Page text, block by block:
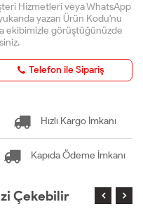
Hizmetleri veya WhatsApp
yazan Ürün Kodu'nu
ekibimizle görüştüğünüzde
Telefon ile Sipariş
Hızlı Kargo İmkanı
Kapıda Ödeme İmkanı
Çekebilir